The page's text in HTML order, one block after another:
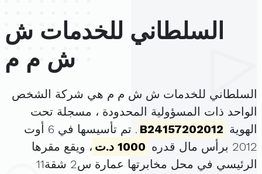
السلطاني للخدمات ش
ش م م
السلطاني للخدمات ش ش م م هي شركة الشخص
الواحد ذات المسؤولية المحدودة ، مسجلة تحت
الهوية B24157202012
. تم تأسيسها في 6 أوت
2012 برأس مال قدره
1000 د.ت
، ويقع مقرها
الرئيسي في محل مخابرتها عمارة س2 شقة11